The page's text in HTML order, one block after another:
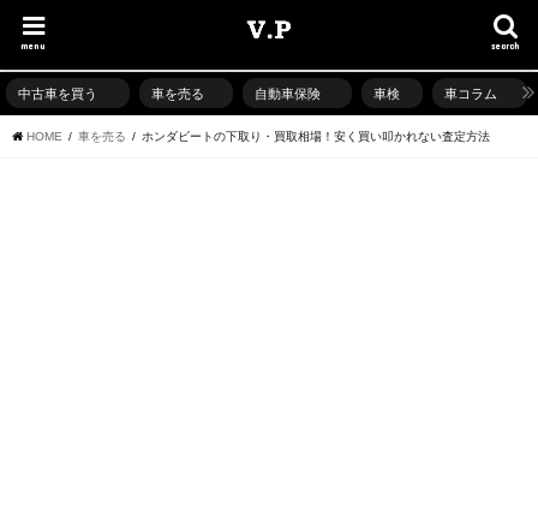
search
menu
中古車を買う 車を売る 自動車保険 車検 車コラム
HOME 車を売る ホンダビートの下取り・買取相場！安く買い叩かれない査定方法